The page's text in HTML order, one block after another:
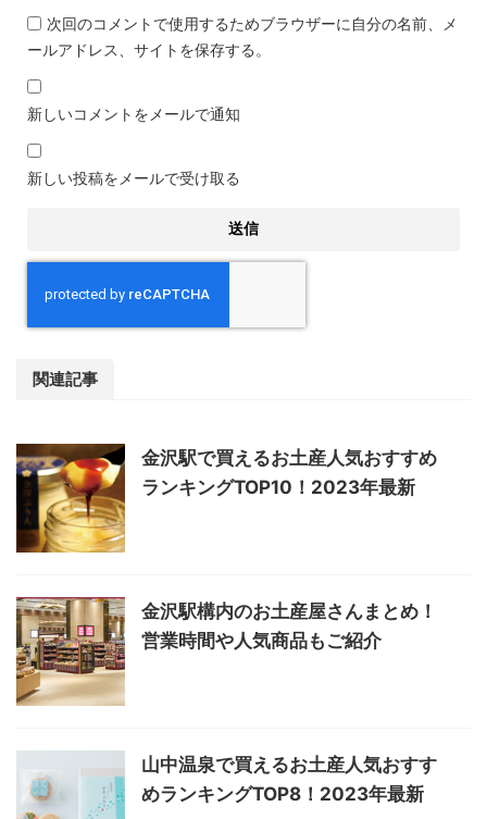
次回のコメントで使用するためブラウザーに自分の名前、メ
ールアドレス、サイトを保存する。
新しいコメントをメールで通知
新しい投稿をメールで受け取る
関連記事
金沢駅で買えるお土産人気おすすめ
ランキングTOP10！2023年最新
金沢駅構内のお土産屋さんまとめ！
営業時間や人気商品もご紹介
山中温泉で買えるお土産人気おすす
めランキングTOP8！2023年最新